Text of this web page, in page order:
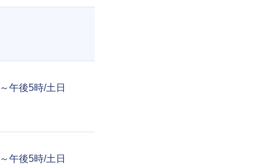
午後5時/土日
午後5時/土日